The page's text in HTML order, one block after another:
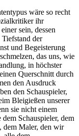
wäre so recht
ihr
sein, dessen
der
und Begeisterung
das uns, wie
in höchster
Querschnitt durch
den Ausdruck
den Schauspieler,
Bleigießen unserer
sie nicht einem
Schauspieler, dem
dem Maler, den wir